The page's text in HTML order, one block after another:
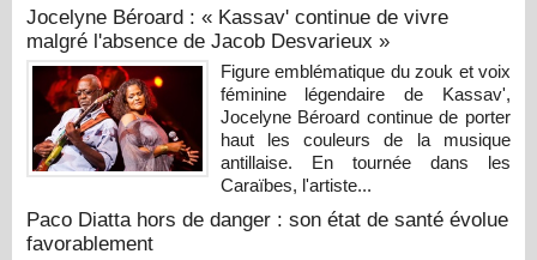
Jocelyne Béroard : « Kassav' continue de vivre
malgré l'absence de Jacob Desvarieux »
Figure emblématique du zouk et voix
féminine légendaire de Kassav',
Jocelyne Béroard continue de porter
haut les couleurs de la musique
antillaise. En tournée dans les
Caraïbes, l'artiste...
Paco Diatta hors de danger : son état de santé évolue
favorablement